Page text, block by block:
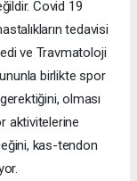
Covid 19
tedavisi
ve Travmatoloji
birlikte spor
olması
aktivitelerine
kas-tendon